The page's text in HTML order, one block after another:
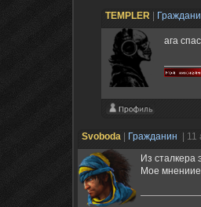
TEMPLER
ага
Svoboda Гражданин
|
Из сталкера
Мое